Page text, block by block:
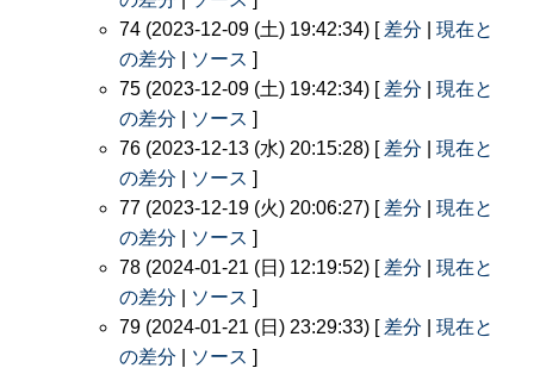
74 (2023-12-09 (土) 19:42:34) [ 差分
現在と
の差分
ソース ]
75 (2023-12-09 (土) 19:42:34) [ 差分
現在と
の差分
ソース ]
76 (2023-12-13 (水) 20:15:28) [ 差分
現在と
の差分
ソース ]
77 (2023-12-19 (火) 20:06:27) [ 差分
現在と
の差分
ソース ]
78 (2024-01-21 (日) 12:19:52) [ 差分
現在と
の差分
ソース ]
79 (2024-01-21 (日) 23:29:33) [ 差分
現在と
の差分
ソース ]